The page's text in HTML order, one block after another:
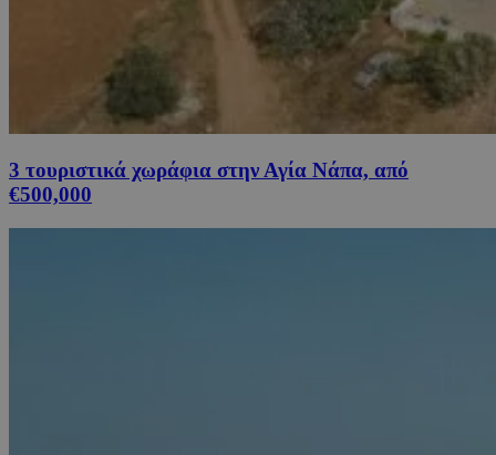
3 τουριστικά χωράφια στην Αγία Νάπα, από
€500,000